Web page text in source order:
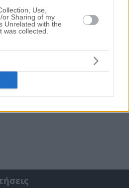
Use,
or Sharing of my
Unrelated with the
was collected.
Βάγια|Πλειστηριασμοί Γης Βάγια